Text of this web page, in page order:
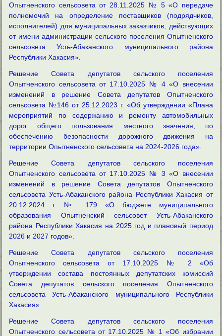
Опытненского сельсовета от 28.11.2025 № 5 «О передаче
полномочий на определение поставщиков (подрядчиков,
исполнителей) для муниципальных заказчиков, действующих
от имени администрации сельского поселения Опытненского
сельсовета Усть-Абаканского муниципального района
Республики Хакасия».
Решение Совета депутатов сельского поселения
Опытненского сельсовета от 17.10.2025 № 4 «О внесении
изменений в решение Совета депутатов Опытненского
сельсовета №146 от 25.12.2023 г. «Об утверждении «Плана
мероприятий по содержанию и ремонту автомобильных
дорог общего пользования местного значения, по
обеспечению безопасности дорожного движения на
территории Опытненского сельсовета на 2024-2026 года».
Решение Совета депутатов сельского поселения
Опытненского сельсовета от 17.10.2025 № 3 «О внесении
изменений в решение Совета депутатов Опытненского
сельсовета Усть-Абаканского района Республики Хакасия от
20.12.2024 г. № 179 «О бюджете муниципального
образования Опытненский сельсовет Усть-Абаканского
района Республики Хакасия на 2025 год и плановый период
2026 и 2027 годов».
Решение Совета депутатов сельского поселения
Опытненского сельсовета от 17.10.2025 № 2 «Об
утверждении состава постоянных депутатских комиссий
Совета депутатов сельского поселения Опытненского
сельсовета Усть-Абаканского муниципального Республики
Хакасия».
Решение Совета депутатов сельского поселения
Опытненского сельсовета от 17.10.2025 № 1 «Об избрании